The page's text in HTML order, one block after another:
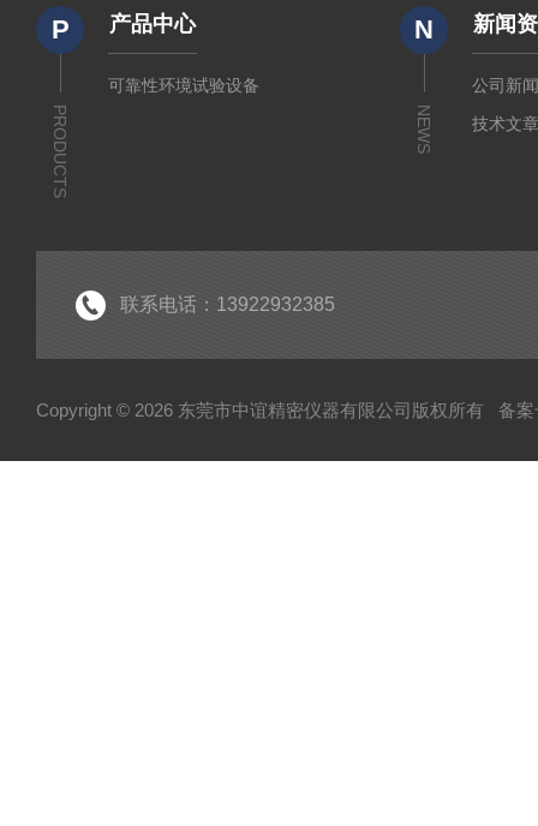
P
PRODUCTS
产品中心
可靠性环境试验设备
N
NEWS
新闻
公司新
技术文
联系电话：13922932385
Copyright © 2026 东莞市中谊精密仪器有限公司版权所有 备案